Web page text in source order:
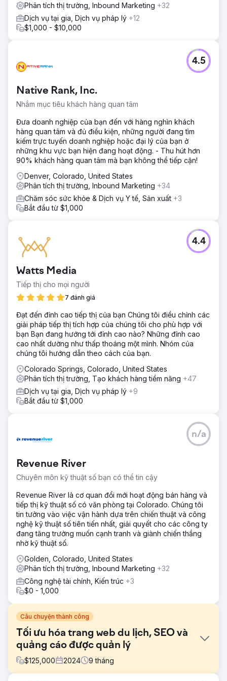
Phân tích thị trường, Inbound Marketing +32
Dịch vụ tại gia, Dịch vụ pháp lý +12
$1,000 - $10,000
Native Rank, Inc.
Nhắm mục tiêu khách hàng quan tâm
4.5
Đưa doanh nghiệp của bạn đến với hàng nghìn khách
hàng quan tâm và đủ điều kiện, những người đang tìm
kiếm trực tuyến doanh nghiệp hoặc đại lý của bạn ở
những khu vực bạn hiện đang hoạt động. - Thu hút hơn
90% khách hàng quan tâm mà bạn không thể tiếp cận!
Denver, Colorado, United States
Phân tích thị trường, Inbound Marketing +34
Chăm sóc sức khỏe & Dịch vụ Y tế, Sản xuất +3
Bắt đầu từ $1,000
Watts Media
Tiếp thị cho mọi người
7 đánh giá
4.4
Đạt đến đỉnh cao tiếp thị của bạn Chúng tôi điều chỉnh các
giải pháp tiếp thị tích hợp của chúng tôi cho phù hợp với
bạn Bạn đang hướng tới đỉnh cao nào? Những đỉnh cao
cao nhất dường như thấp thoáng một mình. Nhóm của
chúng tôi hướng dẫn theo cách của bạn.
Colorado Springs, Colorado, United States
Phân tích thị trường, Tạo khách hàng tiềm năng +47
Dịch vụ tại gia, Dịch vụ pháp lý +9
Bắt đầu từ $1,000
Revenue River
Chuyên môn kỹ thuật số bạn có thể tin cậy
n/a
Revenue River là cơ quan đổi mới hoạt động bán hàng và
tiếp thị kỹ thuật số có văn phòng tại Colorado. Chúng tôi
tin tưởng vào việc vận hành dựa trên chiến thuật và công
nghệ kỹ thuật số tiên tiến nhất, giải quyết cho các công ty
đang tăng trưởng muốn cạnh tranh và giành chiến thắng
nhờ kỹ thuật số.
Golden, Colorado, United States
Phân tích thị trường, Inbound Marketing +32
Công nghệ tài chính, Kiến trúc +3
$0 - 1,000
Câu chuyện thành công
Tối ưu hóa trang web du lịch, SEO và
quảng cáo được quản lý
$125,000 2024 9 tháng